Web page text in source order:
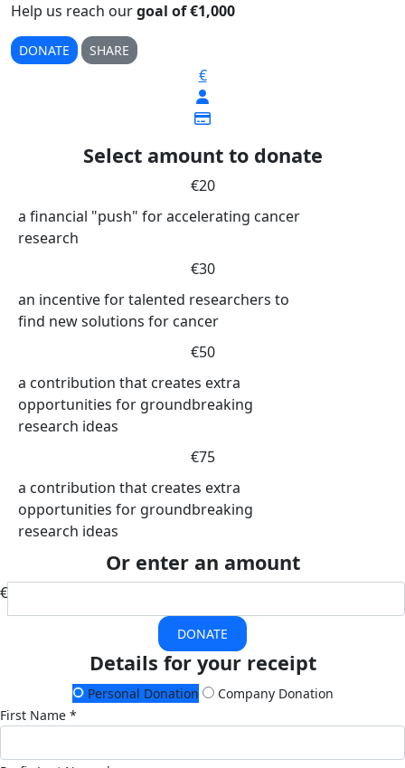
Help us reach ourgoal of €1,000
DONATE SHARE
€
Select amount to donate
€20
a financial "push" for accelerating cancer
research
€30
an incentive for talented researchers to
find new solutions for cancer
€50
a contribution that creates extra
opportunities for groundbreaking
research ideas
€75
a contribution that creates extra
opportunities for groundbreaking
research ideas
Or enter an amount
€
DONATE
Details for your receipt
Personal Donation
Company Donation
First Name *